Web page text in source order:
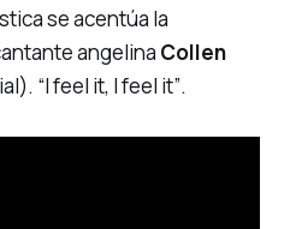
se acentúa la
angelina Collen
“I feel it, I feel it”.